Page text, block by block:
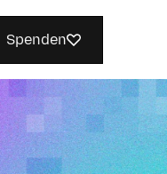
Spenden